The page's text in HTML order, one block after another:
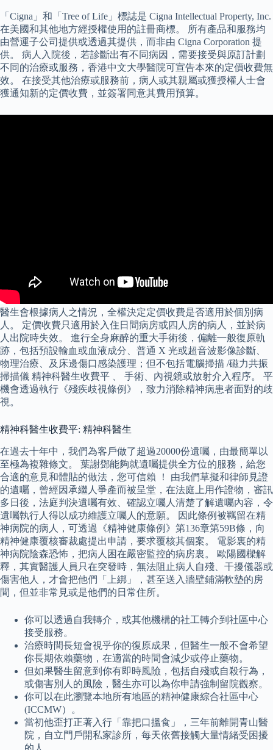
「Cigna」和「Tree of Life」標誌是 Cigna Intellectual Property, Inc.
在美國和其他地方經授權使用的註冊商標。 所有產品和服務均
由營運子公司提供或透過其提供，而非由 Cigna Corporation 提
供。 病人入院後，若診斷出有不同病因，需要接受與原訂計劃
不同的治療或服務，香港中文大學醫院可宣告本來的定價收費無
效。 在接受其他治療或服務前，病人或其親屬或獲授權人士會
獲通知新的定價收費，並簽署同意其費用預算。
醫生會根據病人之情況，全權決定定價收費是否適用於個別病
人。 定價收費只適用於入住日間病房或四人房的病人，並於病
人出院時失效。 進行全身麻醉的重大手術後，偏離㇐般復原軌
跡，包括預設輸血或血液成分、普通 X 光或超音波影像診斷、
物理治療、及床邊傷口感染護理；但不包括電腦掃描 /磁力共振
掃描儀 精神科醫生收費平 、 手術、內視鏡或放射介入程序。 平
機會透過執行《殘疾歧視條例》，致力消除精神病患者面對的歧
視。
精神科醫生收費平: 精神科醫生
在過去十年中，我們為客戶做了超過20000份遺囑，由最簡單以
至極為複雜條文。 葉謝鄧能夠就遺囑提供全方位的服務，給您
合適的意見和體貼的做法，您可信賴 ！ 由我們草擬和律師見證
的遺囑，曾經因承繼人爭產而被呈堂，在法庭上用作證物，審訊
多日後，法庭判決遺囑有效、確認立囑人清楚了解遺囑內容，令
遺囑執行人得以成功維護立囑人的意願。 因此條例被羈留在精
神病院的病人，可透過《精神健康條例》第136章第59B條，向
精神健康覆核審裁處提出申請，要求覆核其個案。 電影裏的精
神病院陰森恐怖，把病人困在嚴密監控的病房裏。 歐陽國樑解
釋，其實醫護人員只在突發時，無法阻止病人自殘、干擾儀器或
傷害他人，才會把他們「上綁」，甚至送入牆壁鋪滿軟墊的房
間，但並非常見或是他們的日常住所。
你可以透過自我轉介，或其他機構的社工轉介到社區中心
接受服務。
治療時間長短會視乎你的復原成果，但醫生一般不會希望
你長期依賴藥物，在適當的時間會減少或停止藥物。
但如果醫生留意到你有即時風險，包括自殘或自殺行為，
或傷害別人的風險，醫生亦可以為你申請強制留院觀察。
你可以在此瀏覽本地所有地區的精神健康綜合社區中心
(ICCMW）。
當初他歪打正著入行「靠把口搵食」，三年前離開青山醫
院，自立門戶開私家診所，每天依舊接觸大量情緒受困擾
的人。